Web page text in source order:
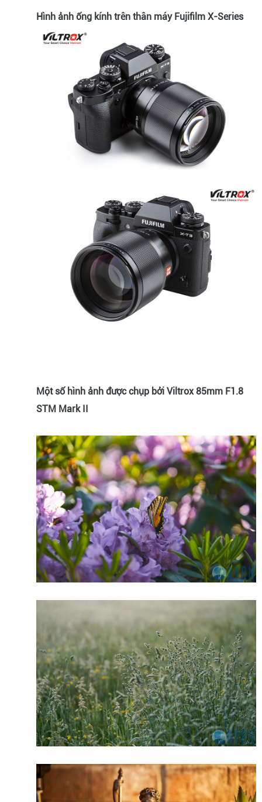
Hình ảnh ống kính trên thân máy Fujifilm X-Series
Một số hình ảnh được chụp bởi Viltrox 85mm F1.8
STM Mark II